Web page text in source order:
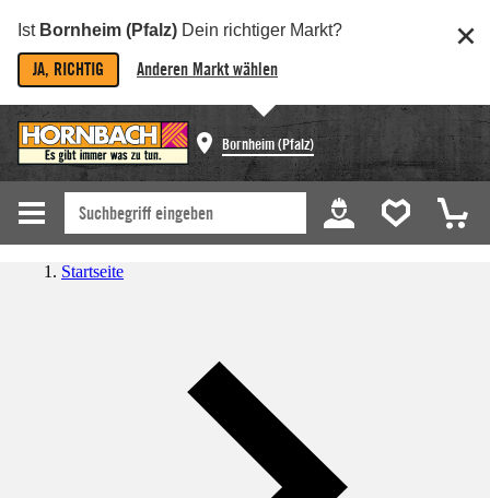
Ist Bornheim (Pfalz) Dein richtiger Markt?
JA, RICHTIG Anderen Markt wählen
Bornheim (Pfalz)
Startseite